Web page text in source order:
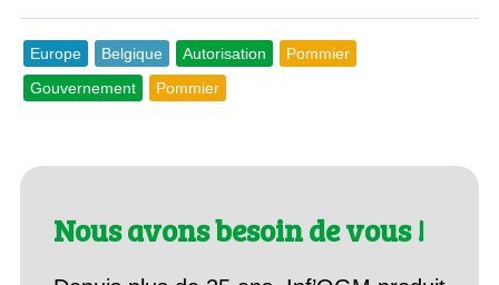
Europe Belgique Autorisation
Pommier
Gouvernement
Pommier
Nous avons besoin de vous !